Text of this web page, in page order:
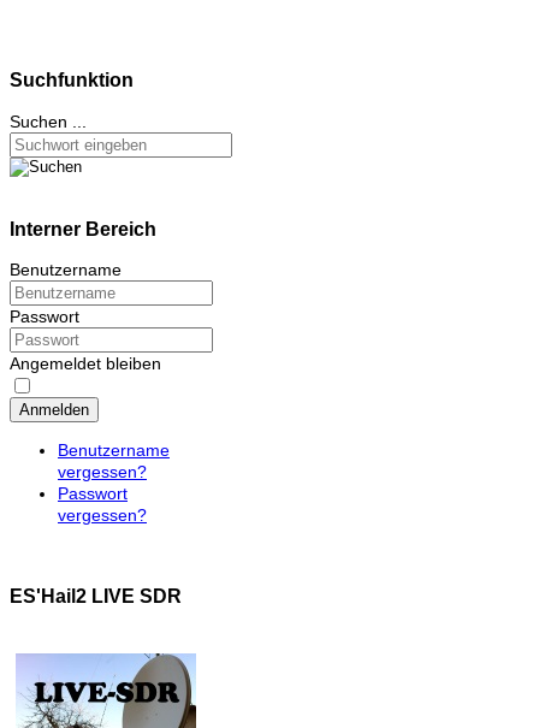
Suchfunktion
Suchen ...
Interner Bereich
Benutzername
Passwort
Angemeldet bleiben
Anmelden
Benutzername
vergessen?
Passwort
vergessen?
ES'Hail2 LIVE SDR